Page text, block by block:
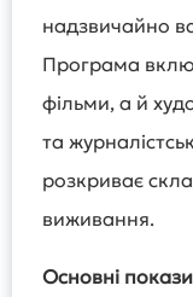
надзвичайно
Програма
фільми, а й
та
розкриває
виживання.
Основні